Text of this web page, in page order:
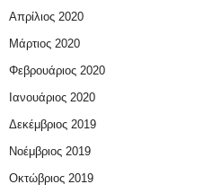
Απρίλιος 2020
Μάρτιος 2020
Φεβρουάριος 2020
Ιανουάριος 2020
Δεκέμβριος 2019
Νοέμβριος 2019
Οκτώβριος 2019